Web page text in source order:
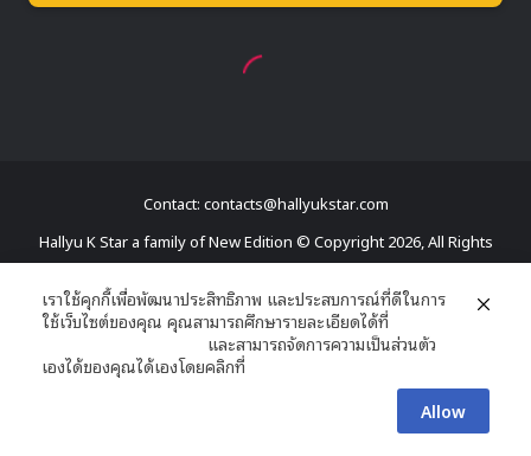
Contact: contacts@hallyukstar.com
Hallyu K Star a family of New Edition © Copyright 2026, All Rights
Facebook
X YouTube
RSS
Dailymotion
เราใช้คุกกี้เพื่อพัฒนาประสิทธิภาพ และประสบการณ์ที่ดีในการ
ใช้เว็บไซต์ของคุณ คุณสามารถศึกษารายละเอียดได้ที่
และสามารถจัดการความเป็นส่วนตัว
เองได้ของคุณได้เองโดยคลิกที่
Allow